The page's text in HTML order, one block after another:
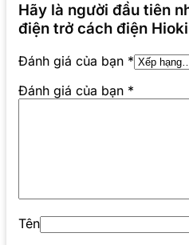
Hãy là người đầu tiên
điện trở cách điện
Đánh giá của bạn *
Đánh giá của bạn *
Tên